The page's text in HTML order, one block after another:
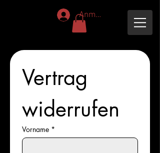
Anmelden
Vertrag
widerrufen
Vorname *